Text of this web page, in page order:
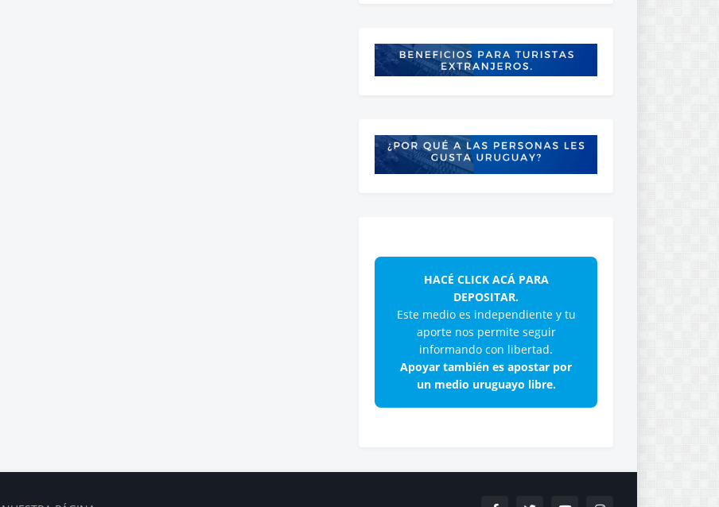
HACÉ CLICK ACÁ PARA
DEPOSITAR.
Este medio es independiente y tu
aporte nos permite seguir
informando con libertad.
Apoyar también es apostar por
un medio uruguayo libre.